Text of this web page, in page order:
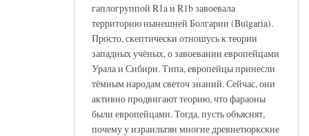
гаплогруппой R1a и R1b завоевала
территорию нынешней Болгарии (Bulgaria).
Просто, скептически отношусь к теории
западных учёных, о завоевании европейцами
Урала и Сибири. Типа, европейцы принесли
тёмным народам светоч знаний. Сейчас, они
активно продвигают теорию, что фараоны
были европейцами. Тогда, пусть объяснят,
почему у израильтян многие древнетюркские